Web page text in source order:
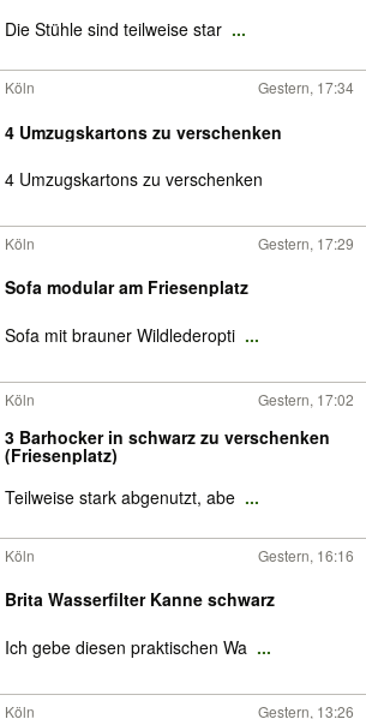
Die Stühle sind teilweise star ...
Köln Gestern, 17:34
4 Umzugskartons zu verschenken
4 Umzugskartons zu verschenken
Köln Gestern, 17:29
Sofa modular am Friesenplatz
Sofa mit brauner Wildlederopti ...
Köln Gestern, 17:02
3 Barhocker in schwarz zu verschenken
(Friesenplatz)
Teilweise stark abgenutzt, abe ...
Köln Gestern, 16:16
Brita Wasserfilter Kanne schwarz
Ich gebe diesen praktischen Wa ...
Köln Gestern, 13:26